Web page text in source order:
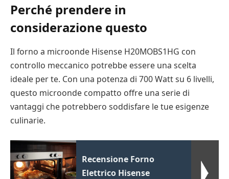
Perché prendere in
considerazione questo
Il forno a microonde Hisense H20MOBS1HG con
controllo meccanico potrebbe essere una scelta
ideale per te. Con una potenza di 700 Watt su 6 livelli,
questo microonde compatto offre una serie di
vantaggi che potrebbero soddisfare le tue esigenze
culinarie.
Recensione Forno
Elettrico Hisense